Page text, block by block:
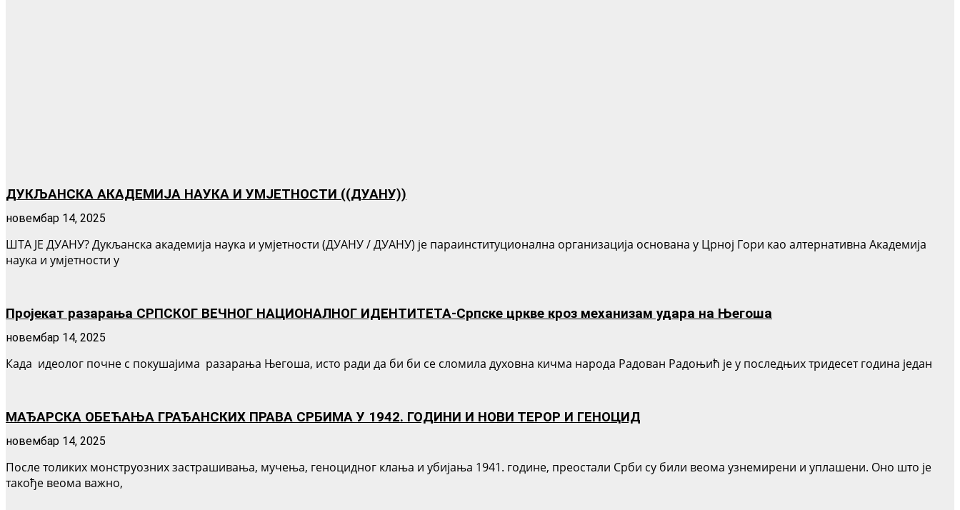
ДУКЉАНСКА АКАДЕМИЈА НАУКА И УМЈЕТНОСТИ ((ДУАНУ))
новембар 14, 2025
ШТА ЈЕ ДУАНУ? Дукљанска академија наука и умјетности (ДУАНУ / ДУАНУ) је параинституционална организација основана у Црној Гори као алтернативна Академија
наука и умјетности у
Пројекат разарања СРПСКОГ ВЕЧНОГ НАЦИОНАЛНОГ ИДЕНТИТЕТА-Српске цркве кроз механизам удара на Његоша
новембар 14, 2025
Када идеолог почне с покушајима разарања Његоша, исто ради да би би се сломила духовна кичма народа Радован Радоњић је у последњих тридесет година један
МАЂАРСКА ОБЕЋАЊА ГРАЂАНСКИХ ПРАВА СРБИМА У 1942. ГОДИНИ И НОВИ ТЕРОР И ГЕНОЦИД
новембар 14, 2025
После толиких монструозних застрашивања, мучења, геноцидног клања и убијања 1941. године, преостали Срби су били веома узнемирени и уплашени. Оно што је
такође веома важно,